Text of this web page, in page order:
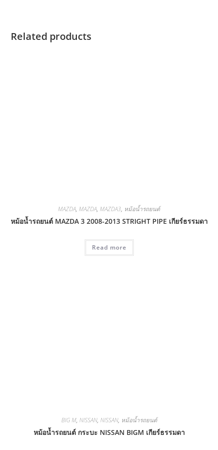
Related products
MAZDA, MAZDA, MAZDA3, หม้อน้ำรถยนต์
หม้อน้ำรถยนต์ MAZDA 3 2008-2013 STRIGHT PIPE เกียร์ธรรมดา
Read more
BIG M, NISSAN, NISSAN, หม้อน้ำรถยนต์
หม้อน้ำรถยนต์ กระบะ NISSAN BIGM เกียร์ธรรมดา